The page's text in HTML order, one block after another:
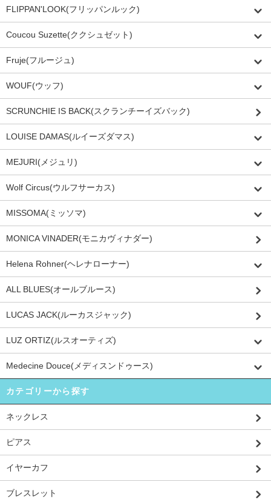
FLIPPAN'LOOK(フリッパンルック)
Coucou Suzette(ククシュゼット)
Fruje(フルージュ)
WOUF(ウッフ)
SCRUNCHIE IS BACK(スクランチーイズバック)
LOUISE DAMAS(ルイーズダマス)
MEJURI(メジュリ)
Wolf Circus(ウルフサーカス)
MISSOMA(ミッソマ)
MONICA VINADER(モニカヴィナダー)
Helena Rohner(ヘレナローナー)
ALL BLUES(オールブルース)
LUCAS JACK(ルーカスジャック)
LUZ ORTIZ(ルスオーティズ)
Medecine Douce(メディスンドゥース)
カテゴリーから探す
ネックレス
ピアス
イヤーカフ
ブレスレット